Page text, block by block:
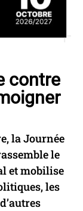
contre
la Journée
le
et mobilise
les